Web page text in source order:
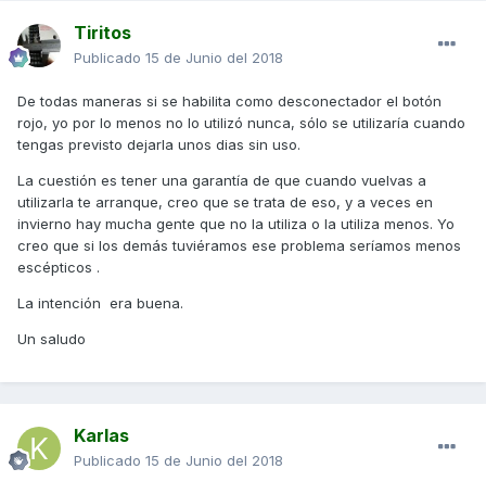
Tiritos
Publicado 15 de Junio del 2018
De todas maneras si se habilita como desconectador el botón
rojo, yo por lo menos no lo utilizó nunca, sólo se utilizaría cuando
tengas previsto dejarla unos dias sin uso.
La cuestión es tener una garantía de que cuando vuelvas a
utilizarla te arranque, creo que se trata de eso, y a veces en
invierno hay mucha gente que no la utiliza o la utiliza menos. Yo
creo que si los demás tuviéramos ese problema seríamos menos
escépticos .
La intención era buena.
Un saludo
Karlas
Publicado 15 de Junio del 2018